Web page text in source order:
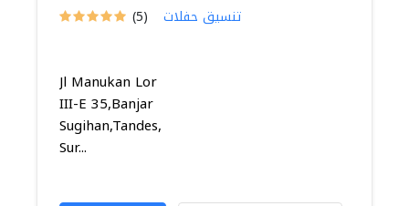
(5) تنسيق حفلات
Jl Manukan Lor
III-E 35,Banjar
Sugihan,Tandes,
Sur...